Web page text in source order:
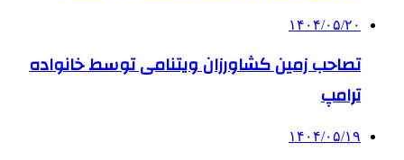
۱۴۰۴/۰۵/۲۰
تصاحب زمین کشاورزان ویتنامی توسط خانواده
ترامپ
۱۴۰۴/۰۵/۱۹